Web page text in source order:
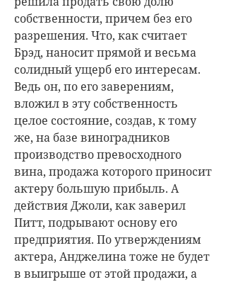
собственности, причем без его
разрешения. Что, как считает
Брэд, наносит прямой и весьма
солидный ущерб его интересам.
Ведь он, по его заверениям,
вложил в эту собственность
целое состояние, создав, к тому
же, на базе виноградников
производство превосходного
вина, продажа которого приносит
актеру большую прибыль. А
действия Джоли, как заверил
Питт, подрывают основу его
предприятия. По утверждениям
актера, Анджелина тоже не будет
в выигрыше от этой продажи, а